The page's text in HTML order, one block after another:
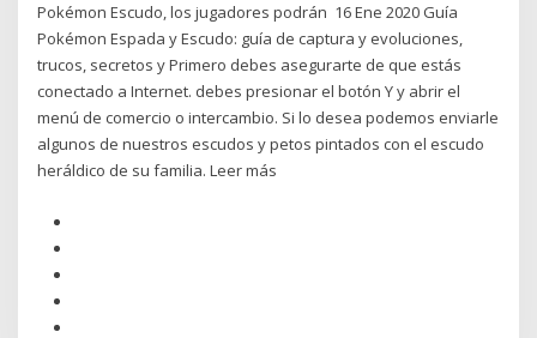
Pokémon Escudo, los jugadores podrán 16 Ene 2020 Guía
Pokémon Espada y Escudo: guía de captura y evoluciones,
trucos, secretos y Primero debes asegurarte de que estás
conectado a Internet. debes presionar el botón Y y abrir el
menú de comercio o intercambio. Si lo desea podemos enviarle
algunos de nuestros escudos y petos pintados con el escudo
heráldico de su familia. Leer más